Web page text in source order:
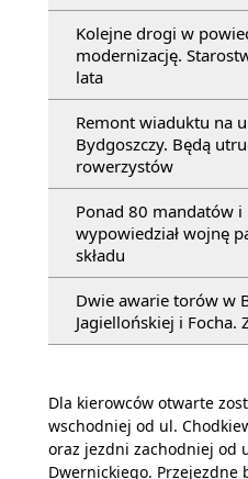
Kolejne drogi w
modernizację.
lata
Remont wiaduktu na
Bydgoszczy. Będą
rowerzystów
Ponad 80 mandatów i
wypowiedział wojnę
składu
Dwie awarie torów w
Jagiellońskiej i Focha.
Dla kierowców otwarte
wschodniej od ul.
oraz jezdni zachodniej od
Dwernickiego. Przejezdne